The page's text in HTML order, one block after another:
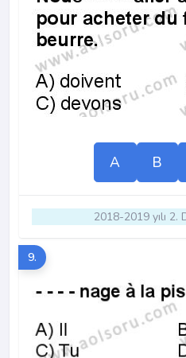
A B
2018-2019 yılı 2.
9.